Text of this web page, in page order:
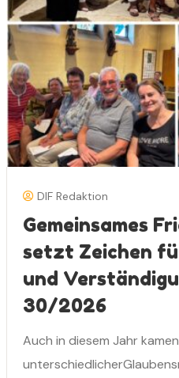
DIF Redaktion
Gemeinsames
setzt Zeichen
und
30/2026
Auch in diesem Jahr